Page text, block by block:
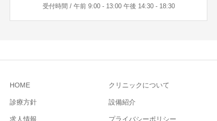
受付時間 / 午前 9:00 - 13:00 午後 14:30 - 18:30
HOME クリニックについて
診療方針 設備紹介
求人情報 プライバシーポリシー